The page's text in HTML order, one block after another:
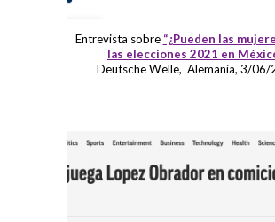
Entrevista sobre “¿Pueden las
las elecciones 2021 en
Deutsche Welle, Alemania, 3/06/